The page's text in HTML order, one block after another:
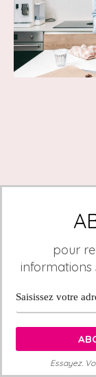
pour
informations
Essayez.